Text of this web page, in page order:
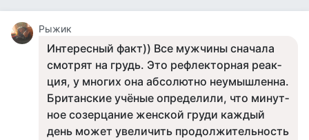
Рыжик
Интересный факт)) Все муж­чи­ны сна­чала
смот­рят на грудь. Это реф­лектор­ная ре­ак­
ция, у мно­гих она аб­со­лют­но не­умыш­ленна.
Британские учёные оп­ре­дели­ли, что ми­нут­
ное со­зер­ца­ние жен­ской гру­ди каж­дый
день мо­жет уве­личить про­дол­жи­тель­ность